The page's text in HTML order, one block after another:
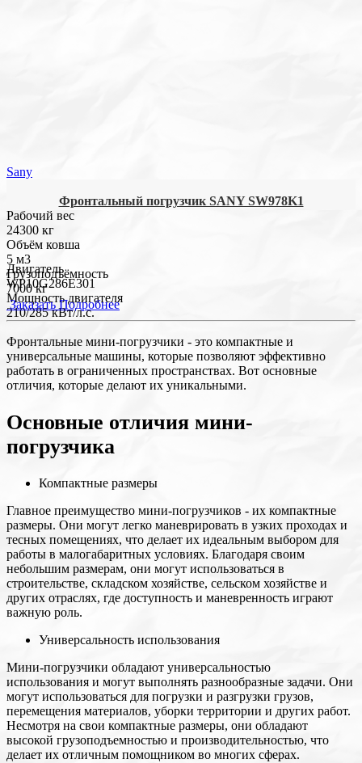
Sany
Фронтальный погрузчик SANY SW978K1
Рабочий вес
24300 кг
Объём ковша
5 м3
Грузоподъёмность
7000 кг
Двигатель
WP10G286E301
Мощность двигателя
210/285 кВт/л.с.
ЗаказатьПодробнее
Фронтальные мини-погрузчики - это компактные и
универсальные машины, которые позволяют эффективно
работать в ограниченных пространствах. Вот основные
отличия, которые делают их уникальными.
Основные отличия мини-
погрузчика
Компактные размеры
Главное преимущество мини-погрузчиков - их компактные
размеры. Они могут легко маневрировать в узких проходах и
тесных помещениях, что делает их идеальным выбором для
работы в малогабаритных условиях. Благодаря своим
небольшим размерам, они могут использоваться в
строительстве, складском хозяйстве, сельском хозяйстве и
других отраслях, где доступность и маневренность играют
важную роль.
Универсальность использования
Мини-погрузчики обладают универсальностью
использования и могут выполнять разнообразные задачи. Они
могут использоваться для погрузки и разгрузки грузов,
перемещения материалов, уборки территории и других работ.
Несмотря на свои компактные размеры, они обладают
высокой грузоподъемностью и производительностью, что
делает их отличным помощником во многих сферах.